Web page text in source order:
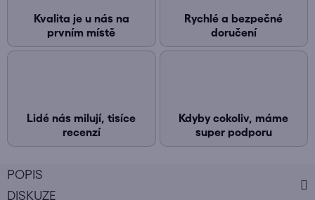
Kvalita je u nás na
prvním místě
Rychlé a bezpečné
doručení
Lidé nás milují, tisíce
recenzí
Kdyby cokoliv, máme
super podporu
POPIS
DISKUZE